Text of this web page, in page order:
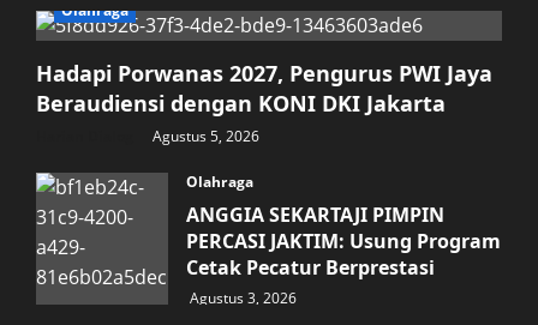
Olahraga
Hadapi Porwanas 2027, Pengurus PWI Jaya
Beraudiensi dengan KONI DKI Jakarta
Agustus 5, 2026
Olahraga
ANGGIA SEKARTAJI PIMPIN
PERCASI JAKTIM: Usung Program
Cetak Pecatur Berprestasi
Agustus 3, 2026